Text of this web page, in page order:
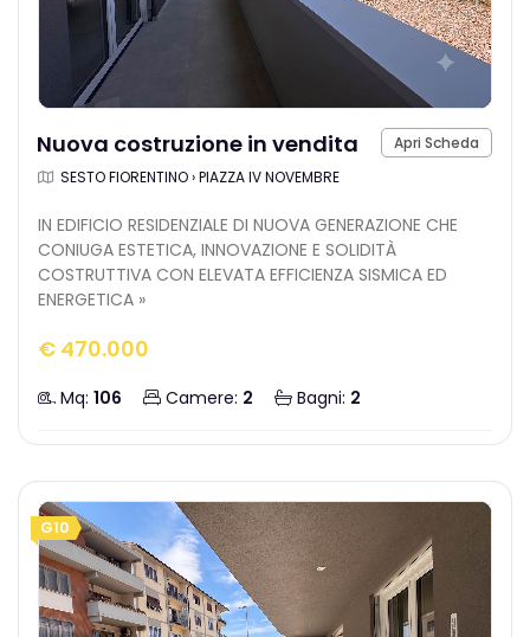
Apri Scheda
Nuova costruzione in vendita
SESTO FIORENTINO › PIAZZA IV NOVEMBRE
IN EDIFICIO RESIDENZIALE DI NUOVA GENERAZIONE CHE
CONIUGA ESTETICA, INNOVAZIONE E SOLIDITÀ
COSTRUTTIVA CON ELEVATA EFFICIENZA SISMICA ED
ENERGETICA »
€ 470.000
Mq: 106 Camere: 2 Bagni: 2
G10